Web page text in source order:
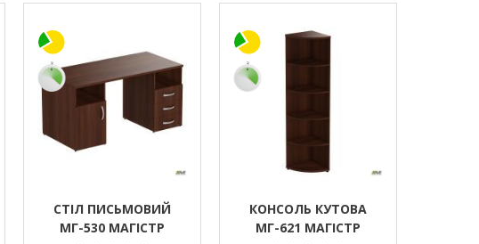
СТІЛ ПИСЬМОВИЙ
МГ-530 МАГІСТР
КОНСОЛЬ КУТОВА
МГ-621 МАГІСТР